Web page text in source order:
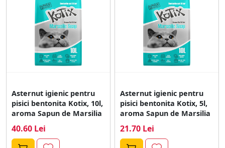
Asternut igienic pentru
pisici bentonita Kotix, 10l,
aroma Sapun de Marsilia
40.60 Lei
Asternut igienic pentru
pisici bentonita Kotix, 5l,
aroma Sapun de Marsilia
21.70 Lei